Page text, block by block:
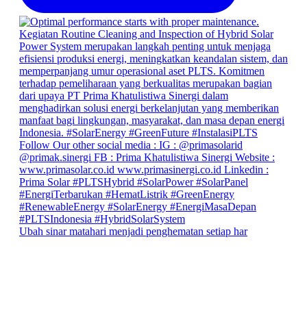
Ubah sinar matahari menjadi penghematan setiap har